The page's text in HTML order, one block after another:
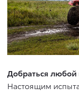
Добраться любой
Настоящим